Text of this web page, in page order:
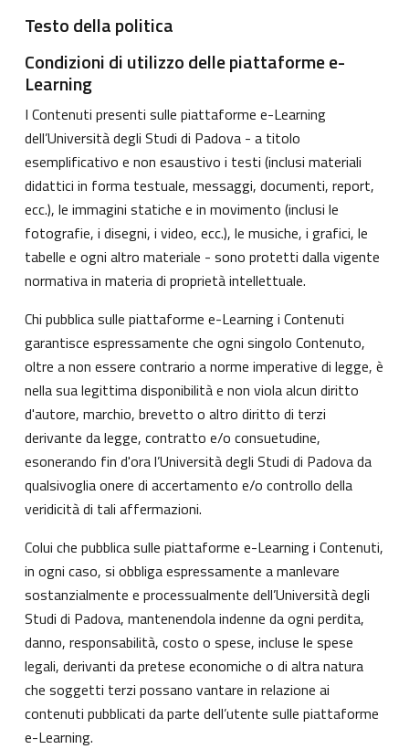
Testo della politica
Condizioni di utilizzo delle piattaforme e-
Learning
I Contenuti presenti sulle piattaforme e-Learning
dell’Università degli Studi di Padova - a titolo
esemplificativo e non esaustivo i testi (inclusi materiali
didattici in forma testuale, messaggi, documenti, report,
ecc.), le immagini statiche e in movimento (inclusi le
fotografie, i disegni, i video, ecc.), le musiche, i grafici, le
tabelle e ogni altro materiale - sono protetti dalla vigente
normativa in materia di proprietà intellettuale.
Chi pubblica sulle piattaforme e-Learning i Contenuti
garantisce espressamente che ogni singolo Contenuto,
oltre a non essere contrario a norme imperative di legge, è
nella sua legittima disponibilità e non viola alcun diritto
d'autore, marchio, brevetto o altro diritto di terzi
derivante da legge, contratto e/o consuetudine,
esonerando fin d'ora l’Università degli Studi di Padova da
qualsivoglia onere di accertamento e/o controllo della
veridicità di tali affermazioni.
Colui che pubblica sulle piattaforme e-Learning i Contenuti,
in ogni caso, si obbliga espressamente a manlevare
sostanzialmente e processualmente dell’Università degli
Studi di Padova, mantenendola indenne da ogni perdita,
danno, responsabilità, costo o spese, incluse le spese
legali, derivanti da pretese economiche o di altra natura
che soggetti terzi possano vantare in relazione ai
contenuti pubblicati da parte dell’utente sulle piattaforme
e-Learning.